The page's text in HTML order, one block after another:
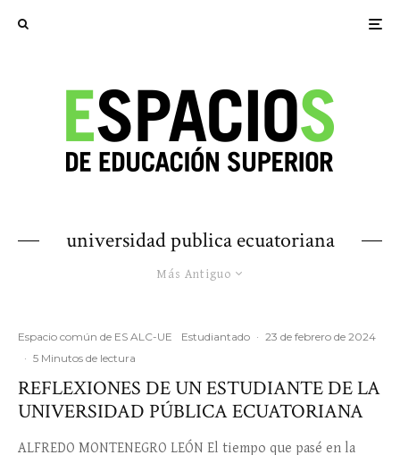
universidad publica ecuatoriana
Más Antiguo
Espacio común de ES ALC-UE Estudiantado · 23 de febrero de 2024
· 5 Minutos de lectura
REFLEXIONES DE UN ESTUDIANTE DE LA
UNIVERSIDAD PÚBLICA ECUATORIANA
ALFREDO MONTENEGRO LEÓN El tiempo que pasé en la